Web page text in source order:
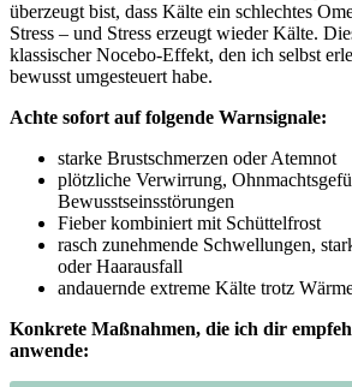
überzeugt bist, dass Kälte ein schlechtes​
Stress – und Stress ⁤erzeugt wieder Kälte.
klassischer Nocebo-Effekt, den ich selbst⁢
bewusst ​umgesteuert habe.
Achte sofort auf folgende Warnsignale:
starke Brustschmerzen ⁣oder Atemnot
plötzliche Verwirrung,
Bewusstseinsstörungen
Fieber kombiniert mit Schüttelfrost
rasch zunehmende Schwellungen,
oder Haarausfall
andauernde extreme Kälte⁢ trotz
Konkrete ⁤Maßnahmen,⁤ die ⁤ich dir⁤
anwende: